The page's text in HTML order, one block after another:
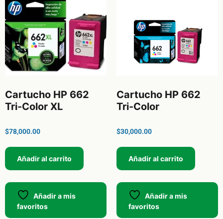
Cartucho HP 662
Tri-Color XL
$78,000.00
Añadir al carrito
Añadir a mis
favoritos
Cartucho HP 662
Tri-Color
$30,000.00
Añadir al carrito
Añadir a mis
favoritos